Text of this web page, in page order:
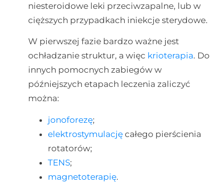
niesteroidowe leki przeciwzapalne, lub w
cięższych przypadkach iniekcje sterydowe.
W pierwszej fazie bardzo ważne jest
ochładzanie struktur, a więc krioterapia. Do
innych pomocnych zabiegów w
późniejszych etapach leczenia zaliczyć
można:
jonoforezę;
elektrostymulacjęcałego pierścienia
rotatorów;
TENS;
magnetoterapię.